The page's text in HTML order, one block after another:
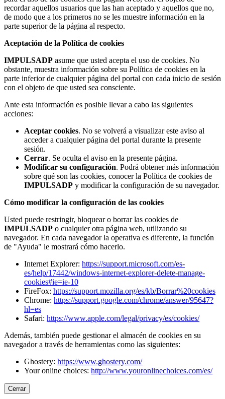
recordar aquellos usuarios que las han aceptado y aquellos que no,
de modo que a los primeros no se les muestre información en la
parte superior de la página al respecto.
Aceptación de la Política de cookies
IMPULSADP asume que usted acepta el uso de cookies. No
obstante, muestra información sobre su Política de cookies en la
parte inferior de cualquier página del portal con cada inicio de sesión
con el objeto de que usted sea consciente.
Ante esta información es posible llevar a cabo las siguientes
acciones:
Aceptar cookies. No se volverá a visualizar este aviso al
acceder a cualquier página del portal durante la presente
sesión.
Cerrar. Se oculta el aviso en la presente página.
Modificar su configuración. Podrá obtener más información
sobre qué son las cookies, conocer la Política de cookies de
IMPULSADP y modificar la configuración de su navegador.
Cómo modificar la configuración de las cookies
Usted puede restringir, bloquear o borrar las cookies de
IMPULSADP o cualquier otra página web, utilizando su
navegador. En cada navegador la operativa es diferente, la función
de "Ayuda" le mostrará cómo hacerlo.
Internet Explorer: https://support.microsoft.com/es-
es/help/17442/windows-internet-explorer-delete-manage-
cookies#ie=ie-10
FireFox: https://support.mozilla.org/es/kb/Borrar%20cookies
Chrome: https://support.google.com/chrome/answer/95647?
hl=es
Safari: https://www.apple.com/legal/privacy/es/cookies/
Además, también puede gestionar el almacén de cookies en su
navegador a través de herramientas como las siguientes:
Ghostery: https://www.ghostery.com/
Your online choices: http://www.youronlinechoices.com/es/
Cerrar